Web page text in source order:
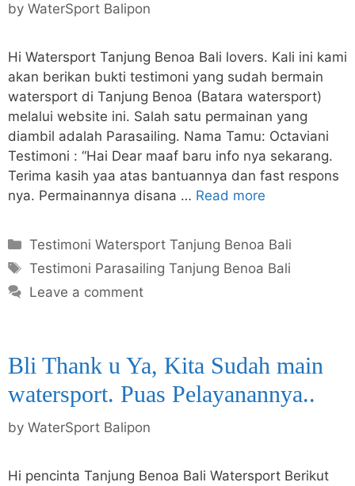
by WaterSport Balipon
Hi Watersport Tanjung Benoa Bali lovers. Kali ini kami
akan berikan bukti testimoni yang sudah bermain
watersport di Tanjung Benoa (Batara watersport)
melalui website ini. Salah satu permainan yang
diambil adalah Parasailing. Nama Tamu: Octaviani
Testimoni : “Hai Dear maaf baru info nya sekarang.
Terima kasih yaa atas bantuannya dan fast respons
nya. Permainannya disana … Read more
Categories
Testimoni Watersport Tanjung Benoa Bali
Tags
Testimoni Parasailing Tanjung Benoa Bali
Leave a comment
Bli Thank u Ya, Kita Sudah main
watersport. Puas Pelayanannya..
by WaterSport Balipon
Hi pencinta Tanjung Benoa Bali Watersport Berikut